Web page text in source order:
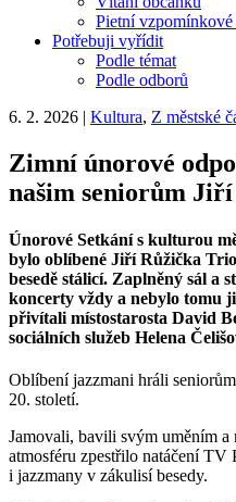
Pietní vzpomínkové
Potřebuji vyřídit
Podle témat
Podle odborů
6. 2. 2026 | Kultura, Z městské
Zimní únorové
našim seniorům
Únorové Setkání s kulturou
bylo oblíbené Jiří Růžička
besedě stálicí. Zaplněný sál a
koncerty vždy a nebylo tomu
přivítali místostarosta David
sociálních služeb Helena
Oblíbení jazzmani hráli
20. století.
Jamovali, bavili svým uměním
atmosféru zpestřilo natáčení
i jazzmany v zákulisí besedy.